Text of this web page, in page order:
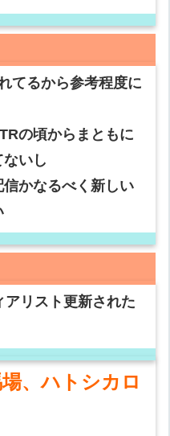
てるから参考程度に
の頃からまともに
いし
かなるべく新しい
リスト更新された
、ハトシカロ